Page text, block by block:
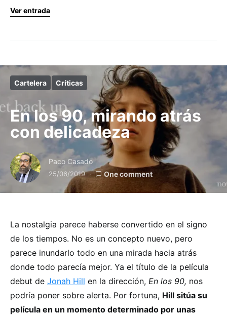
Ver entrada
Cartelera Críticas
En los 90, mirando atrás
con delicadeza
Paco Casado
25/06/2019 One comment
La nostalgia parece haberse convertido en el signo
de los tiempos. No es un concepto nuevo, pero
parece inundarlo todo en una mirada hacia atrás
donde todo parecía mejor. Ya el título de la película
debut de Jonah Hill en la dirección, En los 90, nos
podría poner sobre alerta. Por fortuna, Hill sitúa su
película en un momento determinado por unas